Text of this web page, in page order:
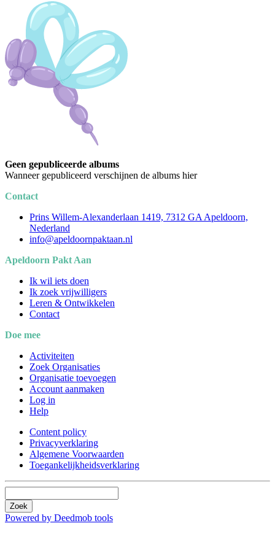
Geen gepubliceerde albums
Wanneer gepubliceerd verschijnen de albums hier
Contact
Prins Willem-Alexanderlaan 1419, 7312 GA Apeldoorn,
Nederland
info@apeldoornpaktaan.nl
Apeldoorn Pakt Aan
Ik wil iets doen
Ik zoek vrijwilligers
Leren & Ontwikkelen
Contact
Doe mee
Activiteiten
Zoek Organisaties
Organisatie toevoegen
Account aanmaken
Log in
Help
Content policy
Privacyverklaring
Algemene Voorwaarden
Toegankelijkheidsverklaring
Zoek
Powered by Deedmob tools